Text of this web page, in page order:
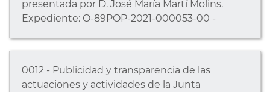
presentada por D. José María Martí Molins.
Expediente: O-89POP-2021-000053-00 -
0012 - Publicidad y transparencia de las
actuaciones y actividades de la Junta